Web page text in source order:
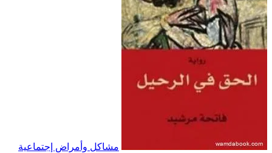
مشاكل وأمراض إجتماعية